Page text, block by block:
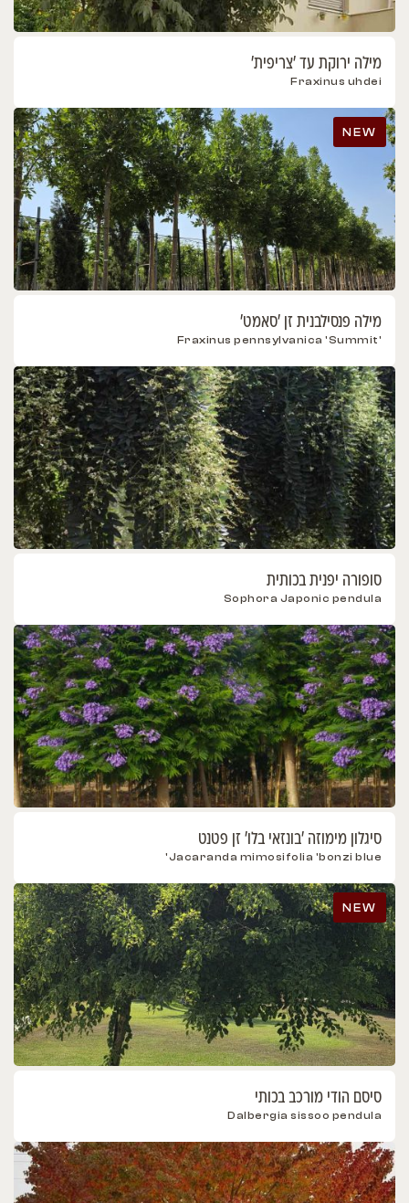
מילה ירוקת עד 'צריפית'
Fraxinus uhdei
NEW
מילה פנסילבנית זן 'סאמט'
סופורה יפנית בכותית
Sophora Japonic pendula
סיגלון מימוזה 'בונזאי בלו' זן פטנט
Jacaranda mimosifolia 'bonzi blue'
NEW
סיסם הודי מורכב בכותי
Dalbergia sissoo pendula